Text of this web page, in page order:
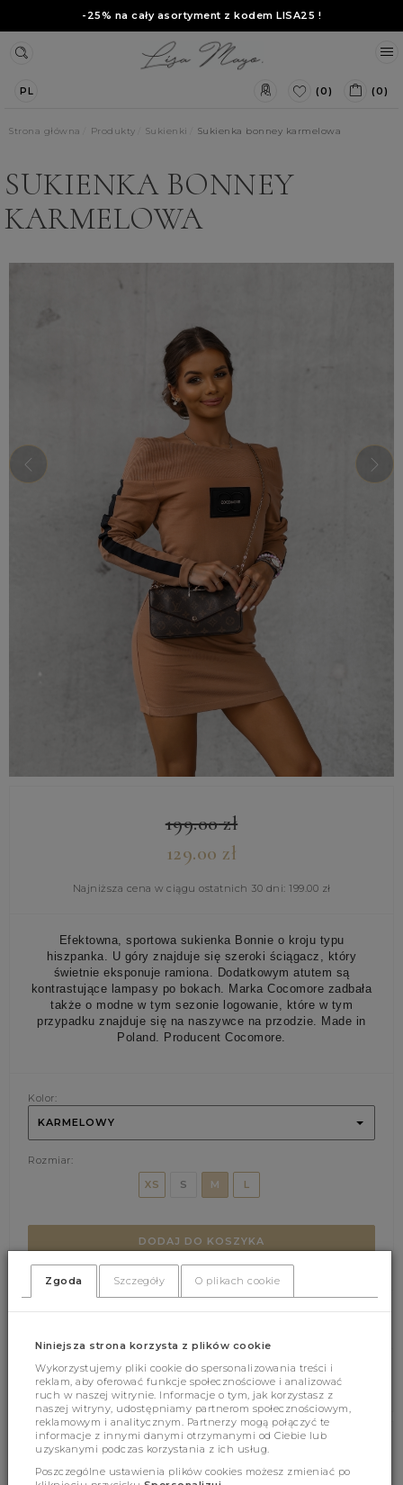
-25% na cały asortyment z kodem LISA25 !
PL (0) (0)
Strona główna Produkty Sukienki Sukienka bonney karmelowa
SUKIENKA BONNEY
KARMELOWA
199.00zł
129.00 zł
Najniższa cena w ciągu ostatnich 30 dni: 199.00 zł
Efektowna, sportowa sukienka Bonnie o kroju typu
hiszpanka. U góry znajduje się szeroki ściągacz, który
świetnie eksponuje ramiona. Dodatkowym atutem są
kontrastujące lampasy po bokach. Marka Cocomore zadbała
także o modne w tym sezonie logowanie, które w tym
przypadku znajduje się na naszywce na przodzie. Made in
Poland. Producent Cocomore.
Kolor:
KARMELOWY
Rozmiar:
XS
S M L
DODAJ DO KOSZYKA
Cechy produktu
Zgoda Szczegóły O plikach cookie
Niniejsza strona korzysta z plików cookie
Wykorzystujemy pliki cookie do spersonalizowania treści i
reklam, aby oferować funkcje społecznościowe i analizować
ruch w naszej witrynie. Informacje o tym, jak korzystasz z
naszej witryny, udostępniamy partnerom społecznościowym,
reklamowym i analitycznym. Partnerzy mogą połączyć te
informacje z innymi danymi otrzymanymi od Ciebie lub
uzyskanymi podczas korzystania z ich usług.
Poszczególne ustawienia plików cookies możesz zmieniać po